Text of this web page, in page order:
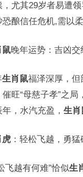
，尤其29岁者易遭
酿信任危机,需以柔
鼠晚年运势：吉凶交
生肖鼠福泽深厚，但
催旺“母慈子孝”之
，水汽充盈， 生肖
虎 ：轻松飞越，勇猛
飞越有何难”恰似生